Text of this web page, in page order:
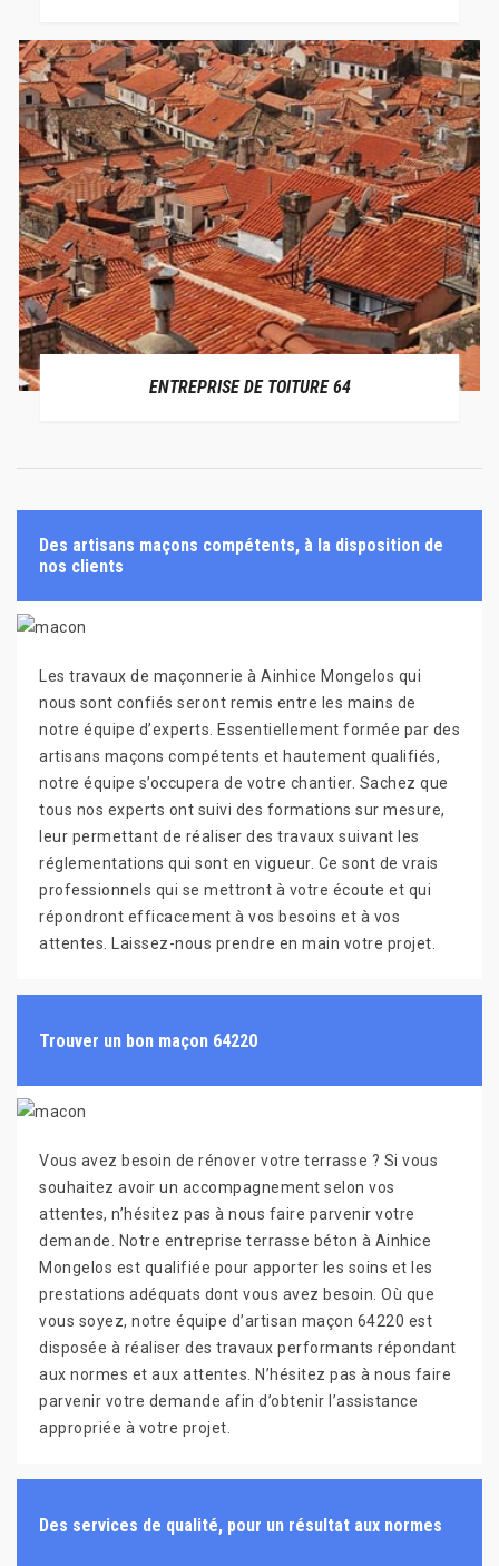
ENTREPRISE DE TOITURE 64
Des artisans maçons compétents, à la disposition de
nos clients
Les travaux de maçonnerie à Ainhice Mongelos qui
nous sont confiés seront remis entre les mains de
notre équipe d’experts. Essentiellement formée par des
artisans maçons compétents et hautement qualifiés,
notre équipe s’occupera de votre chantier. Sachez que
tous nos experts ont suivi des formations sur mesure,
leur permettant de réaliser des travaux suivant les
réglementations qui sont en vigueur. Ce sont de vrais
professionnels qui se mettront à votre écoute et qui
répondront efficacement à vos besoins et à vos
attentes. Laissez-nous prendre en main votre projet.
Trouver un bon maçon 64220
Vous avez besoin de rénover votre terrasse ? Si vous
souhaitez avoir un accompagnement selon vos
attentes, n’hésitez pas à nous faire parvenir votre
demande. Notre entreprise terrasse béton à Ainhice
Mongelos est qualifiée pour apporter les soins et les
prestations adéquats dont vous avez besoin. Où que
vous soyez, notre équipe d’artisan maçon 64220 est
disposée à réaliser des travaux performants répondant
aux normes et aux attentes. N’hésitez pas à nous faire
parvenir votre demande afin d’obtenir l’assistance
appropriée à votre projet.
Des services de qualité, pour un résultat aux normes